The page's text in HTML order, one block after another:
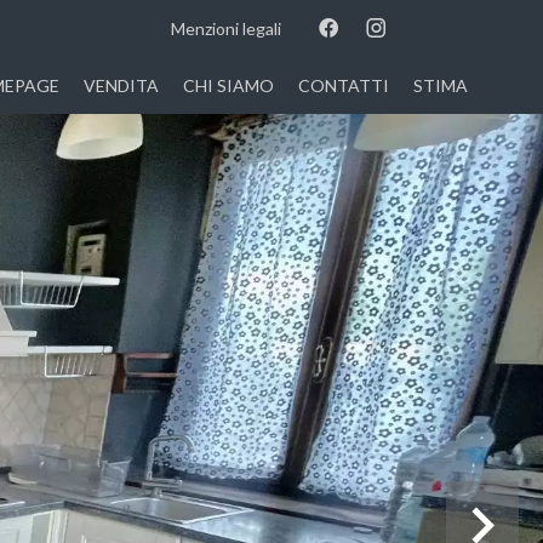
Menzioni legali
VENDITA CHI SIAMO CONTATTI STIMA